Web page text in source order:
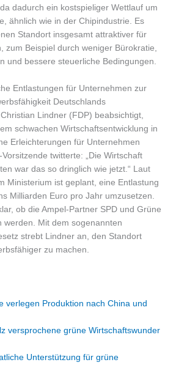
dadurch ein kostspieliger Wettlauf um
ähnlich wie in der Chipindustrie. Es
Standort insgesamt attraktiver für
zum Beispiel durch weniger Bürokratie,
und bessere steuerliche Bedingungen.
Entlastungen für Unternehmen zur
Deutschlands
Lindner (FDP) beabsichtigt,
schwachen Wirtschaftsentwicklung in
Erleichterungen für Unternehmen
twitterte: „Die Wirtschaft
war das so dringlich wie jetzt.“ Laut
Ministerium ist geplant, eine Entlastung
Milliarden Euro pro Jahr umzusetzen.
ob die Ampel-Partner SPD und Grüne
werden. Mit dem sogenannten
strebt Lindner an, den Standort
zu machen.
verlegen Produktion nach China und
versprochene grüne Wirtschaftswunder
Unterstützung für grüne